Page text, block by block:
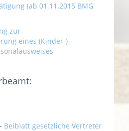
(ab 01.11.2015 BMG
zur
eines (Kinder-)
- Beiblatt gesetzliche Vertreter